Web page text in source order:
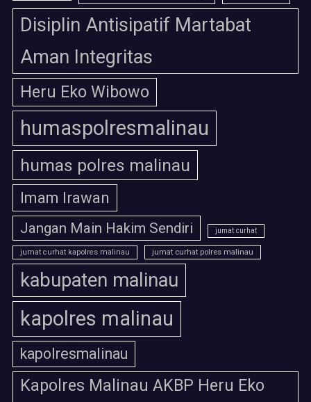
Disiplin Antisipatif Martabat
Aman Integritas
Heru Eko Wibowo
humaspolresmalinau
humas polres malinau
Imam Irawan
Jangan Main Hakim Sendiri jumat curhat
jumat curhat kapolres malinau jumat curhat polres malinau
kabupaten malinau
kapolres malinau
kapolresmalinau
Kapolres Malinau AKBP Heru Eko